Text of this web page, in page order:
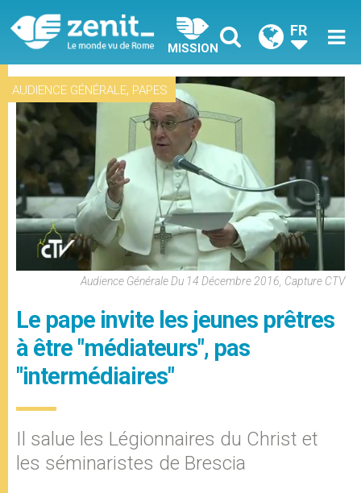
MISSION
FR
AUDIENCE GÉNÉRALE, PAPES
Audience Générale Du 14 Décembre 2016, Capture CTV
Le pape invite les jeunes prêtres
à être "médiateurs", pas
"intermédiaires"
Il salue les Légionnaires du Christ et
les séminaristes de Brescia